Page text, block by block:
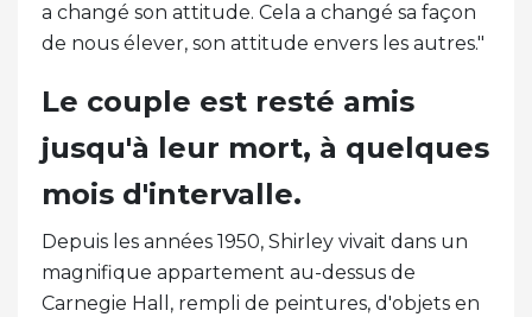
a changé son attitude. Cela a changé sa façon
de nous élever, son attitude envers les autres."
Le couple est resté amis
jusqu'à leur mort, à quelques
mois d'intervalle.
Depuis les années 1950, Shirley vivait dans un
magnifique appartement au-dessus de
Carnegie Hall, rempli de peintures, d'objets en